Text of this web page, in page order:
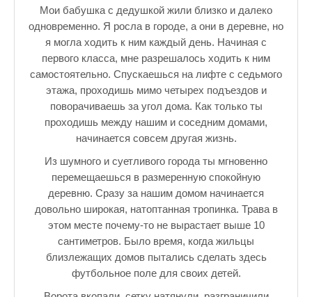
ЗАЛЫ ДЛЯ НАСТОЛЬНОГО ТЕННИСА В ПУШКИНЕ
♪♫Анекдоты★
♪♫Рассказы 3★
♪♫Все тексты новых песен★
♪♫Красивые стихи★
♪♫Песни Высоцкого★
♪♫Eще раз про любовь★
♪♫Песни в стиле реп★
♪♫♪♫Романсы♪♫♪♫
Мои бабушка с дедушкой жили близко и далеко
одновременно. Я росла в городе, а они в деревне, но
я могла ходить к ним каждый день. Начиная с
первого класса, мне разрешалось ходить к ним
самостоятельно. Спускаешься на лифте с седьмого
этажа, проходишь мимо четырех подъездов и
поворачиваешь за угол дома. Как только ты
проходишь между нашим и соседним домами,
начинается совсем другая жизнь.
Из шумного и суетливого города ты мгновенно
перемещаешься в размеренную спокойную
деревню. Сразу за нашим домом начинается
довольно широкая, натоптанная тропинка. Трава в
этом месте почему-то не вырастает выше 10
сантиметров. Было время, когда жильцы
близлежащих домов пытались сделать здесь
футбольное поле для своих детей.